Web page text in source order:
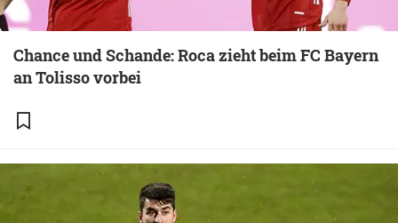
Chance und Schande: Roca zieht beim FC Bayern
an Tolisso vorbei